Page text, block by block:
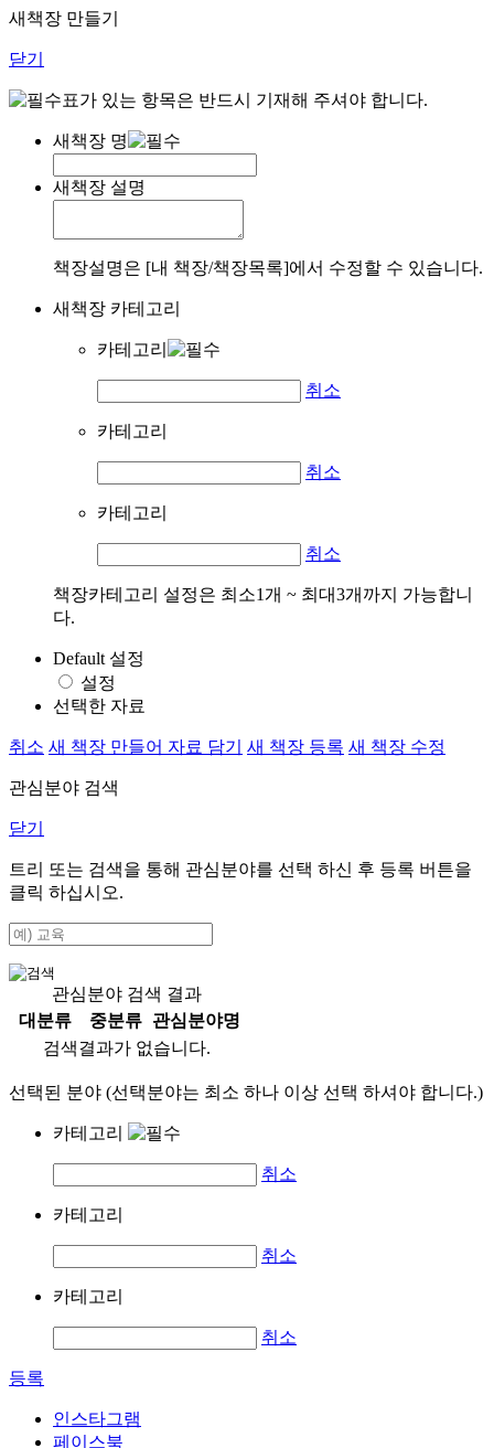
새책장 만들기
닫기
표가 있는 항목은 반드시 기재해 주셔야 합니다.
새책장 명
새책장 설명
책장설명은 [내 책장/책장목록]에서 수정할 수 있습니다.
새책장 카테고리
카테고리
취소
카테고리
취소
카테고리
취소
책장카테고리 설정은 최소1개 ~ 최대3개까지 가능합니
다.
Default 설정
설정
선택한 자료
취소 새 책장 만들어 자료 담기 새 책장 등록 새 책장 수정
관심분야 검색
닫기
트리 또는 검색을 통해 관심분야를 선택 하신 후 등록 버튼을
클릭 하십시오.
관심분야 검색 결과
대분류
중분류
관심분야명
검색결과가 없습니다.
선택된 분야 (선택분야는 최소 하나 이상 선택 하셔야 합니다.)
카테고리
취소
카테고리
취소
카테고리
취소
등록
인스타그램
페이스북